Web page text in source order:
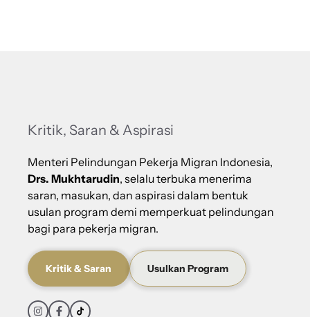
Kritik, Saran & Aspirasi
Menteri Pelindungan Pekerja Migran Indonesia,
Drs. Mukhtarudin, selalu terbuka menerima
saran, masukan, dan aspirasi dalam bentuk
usulan program demi memperkuat pelindungan
bagi para pekerja migran.
Kritik & Saran Usulkan Program